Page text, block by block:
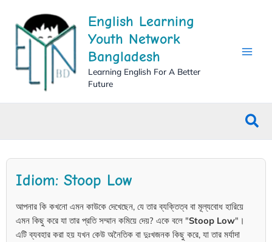
content
English Learning
Youth Network
Bangladesh
Learning English For A Better
Future
Idiom: Stoop Low
আপনার কি কখনো এমন কাউকে দেখেছেন, যে তার ব্যক্তিত্ব বা মূল্যবোধ হারিয়ে
এমন কিছু করে যা তার প্রতি সম্মান কমিয়ে দেয়? একে বলে "Stoop Low"।
এটি ব্যবহার করা হয় যখন কেউ অনৈতিক বা দুঃখজনক কিছু করে, যা তার মর্যাদা